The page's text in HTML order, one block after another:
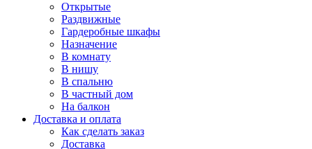
Открытые
Раздвижные
Гардеробные шкафы
Назначение
В комнату
В нишу
В спальню
В частный дом
На балкон
Доставка и оплата
Как сделать заказ
Доставка